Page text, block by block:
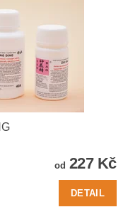
od 227 Kč
DETAIL